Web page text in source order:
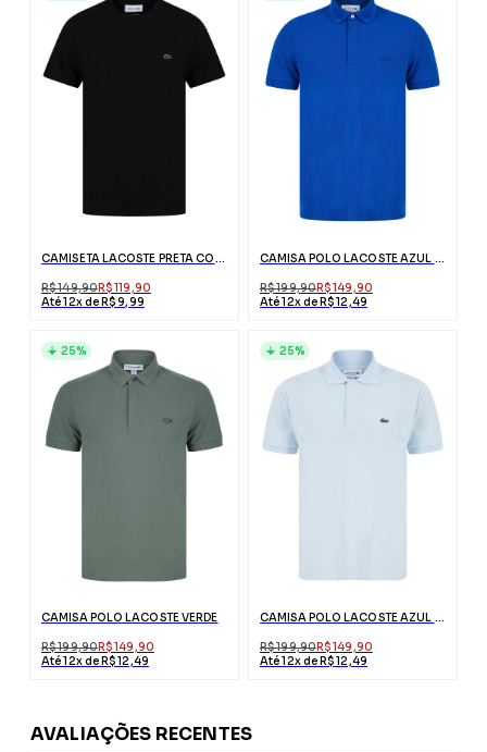
CAMISETA LACOSTE PRETA COM LOGO
R$ 149,90R$ 119,90
Até 12x de R$ 9,99
CAMISA POLO LACOSTE AZUL ROYAL
R$ 199,90R$ 149,90
Até 12x de R$ 12,49
CAMISA POLO LACOSTE VERDE
R$ 199,90R$ 149,90
Até 12x de R$ 12,49
25%
CAMISA POLO LACOSTE AZUL CLARO
R$ 199,90R$ 149,90
Até 12x de R$ 12,49
25%
AVALIAÇÕES RECENTES